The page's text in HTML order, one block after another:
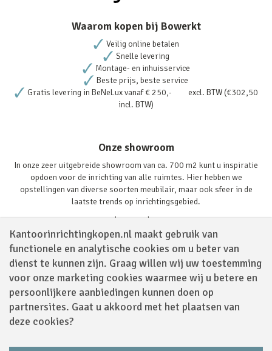
Kantoorinrichtingkopen.nl maakt gebruik van
functionele en analytische cookies om u beter van
dienst te kunnen zijn. Graag willen wij uw toestemming
voor onze marketing cookies waarmee wij u betere en
persoonlijkere aanbiedingen kunnen doen op
partnersites. Gaat u akkoord met het plaatsen van
deze cookies?
Waarom kopen bij Bowerkt
Veilig online betalen
Snelle levering
Montage- en inhuisservice
Beste prijs, beste service
Gratis levering in BeNeLux vanaf € 250,- excl. BTW (€302,50
incl. BTW)
Onze showroom
In onze zeer uitgebreide showroom van ca. 700 m2 kunt u inspiratie
opdoen voor de inrichting van alle ruimtes. Hier hebben we
opstellingen van diverse soorten meubilair, maar ook sfeer in de
laatste trends op inrichtingsgebied.
Lees verder